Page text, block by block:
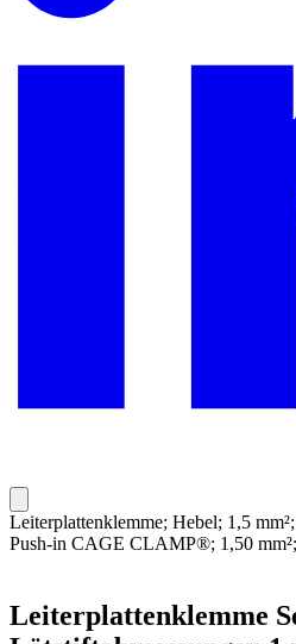
Leiterplattenklemme; Hebel; 1,5
Push-in CAGE CLAMP®; 1,50
Leiterplattenklemme